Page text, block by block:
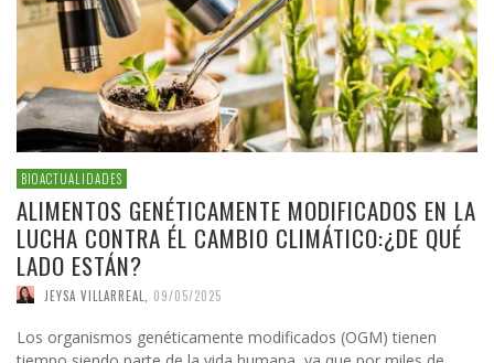
BIOACTUALIDADES
ALIMENTOS GENÉTICAMENTE MODIFICADOS EN LA
LUCHA CONTRA ÉL CAMBIO CLIMÁTICO:¿DE QUÉ
LADO ESTÁN?
JEYSA VILLARREAL 09/05/2025
Los organismos genéticamente modificados (OGM) tienen